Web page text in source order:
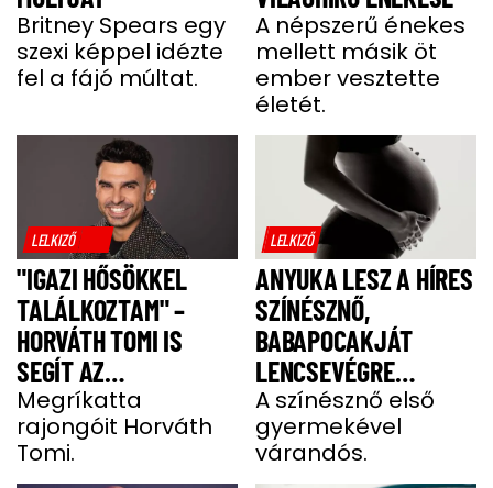
Britney Spears egy
szexi képpel idézte
fel a fájó múltat.
A népszerű énekes
mellett másik öt
ember vesztette
életét.
LELKIZŐ
"IGAZI HŐSÖKKEL
TALÁLKOZTAM" –
HORVÁTH TOMI IS
SEGÍT AZ
IZOMSORVADÁSOS
ALEXNEK
Megríkatta
rajongóit Horváth
Tomi.
LELKIZŐ
ANYUKA LESZ A HÍRES
SZÍNÉSZNŐ,
BABAPOCAKJÁT
LENCSEVÉGRE
KAPTÁK
A színésznő első
gyermekével
várandós.